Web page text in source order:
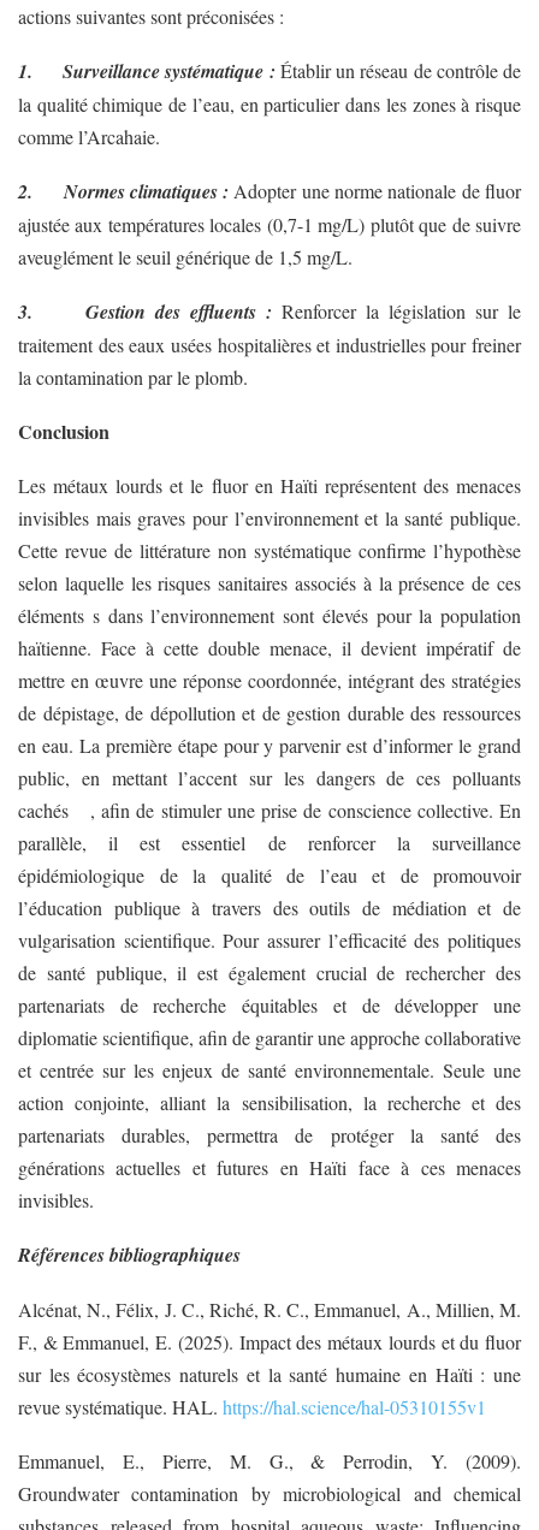
actions suivantes sont préconisées :
1. Surveillance systématique : Établir un réseau de contrôle de
la qualité chimique de l’eau, en particulier dans les zones à risque
comme l’Arcahaie.
2. Normes climatiques : Adopter une norme nationale de fluor
ajustée aux températures locales (0,7-1 mg/L) plutôt que de suivre
aveuglément le seuil générique de 1,5 mg/L.
3. Gestion des effluents : Renforcer la législation sur le
traitement des eaux usées hospitalières et industrielles pour freiner
la contamination par le plomb.
Conclusion
Les métaux lourds et le fluor en Haïti représentent des menaces
invisibles mais graves pour l’environnement et la santé publique.
Cette revue de littérature non systématique confirme l’hypothèse
selon laquelle les risques sanitaires associés à la présence de ces
éléments s dans l’environnement sont élevés pour la population
haïtienne. Face à cette double menace, il devient impératif de
mettre en œuvre une réponse coordonnée, intégrant des stratégies
de dépistage, de dépollution et de gestion durable des ressources
en eau. La première étape pour y parvenir est d’informer le grand
public, en mettant l’accent sur les dangers de ces polluants
cachés , afin de stimuler une prise de conscience collective. En
parallèle, il est essentiel de renforcer la surveillance
épidémiologique de la qualité de l’eau et de promouvoir
l’éducation publique à travers des outils de médiation et de
vulgarisation scientifique. Pour assurer l’efficacité des politiques
de santé publique, il est également crucial de rechercher des
partenariats de recherche équitables et de développer une
diplomatie scientifique, afin de garantir une approche collaborative
et centrée sur les enjeux de santé environnementale. Seule une
action conjointe, alliant la sensibilisation, la recherche et des
partenariats durables, permettra de protéger la santé des
générations actuelles et futures en Haïti face à ces menaces
invisibles.
Références bibliographiques
Alcénat, N., Félix, J. C., Riché, R. C., Emmanuel, A., Millien, M.
F., & Emmanuel, E. (2025). Impact des métaux lourds et du fluor
sur les écosystèmes naturels et la santé humaine en Haïti : une
revue systématique. HAL. https://hal.science/hal-05310155v1
Emmanuel, E., Pierre, M. G., & Perrodin, Y. (2009).
Groundwater contamination by microbiological and chemical